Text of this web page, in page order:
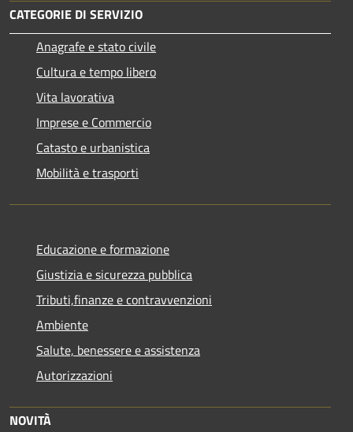
CATEGORIE DI SERVIZIO
Anagrafe e stato civile
Cultura e tempo libero
Vita lavorativa
Imprese e Commercio
Catasto e urbanistica
Mobilità e trasporti
Educazione e formazione
Giustizia e sicurezza pubblica
Tributi,finanze e contravvenzioni
Ambiente
Salute, benessere e assistenza
Autorizzazioni
NOVITÀ